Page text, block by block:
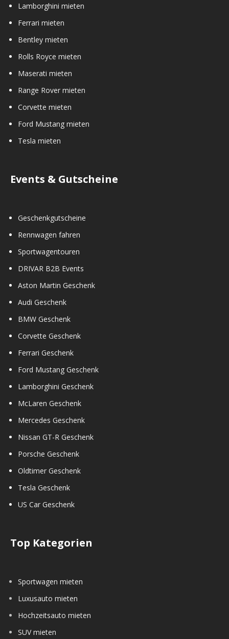
Lamborghini mieten
Ferrari mieten
Bentley mieten
Rolls Royce mieten
Maserati mieten
Range Rover mieten
Corvette mieten
Ford Mustang mieten
Tesla mieten
Events & Gutscheine
Geschenkgutscheine
Rennwagen fahren
Sportwagentouren
DRIVAR B2B Events
Aston Martin Geschenk
Audi Geschenk
BMW Geschenk
Corvette Geschenk
Ferrari Geschenk
Ford Mustang Geschenk
Lamborghini Geschenk
McLaren Geschenk
Mercedes Geschenk
Nissan GT-R Geschenk
Porsche Geschenk
Oldtimer Geschenk
Tesla Geschenk
US Car Geschenk
Top Kategorien
Sportwagen mieten
Luxusauto mieten
Hochzeitsauto mieten
SUV mieten